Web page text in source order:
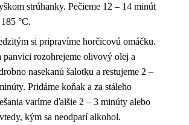
strúhanky. Pečieme 12 – 14 minút
°C.
si pripravíme horčicovú omáčku.
panvici rozohrejeme olivový olej a
nasekanú šalotku a restujeme 2 –
Pridáme koňak a za stáleho
varíme ďalšie 2 – 3 minúty alebo
kým sa neodparí alkohol.